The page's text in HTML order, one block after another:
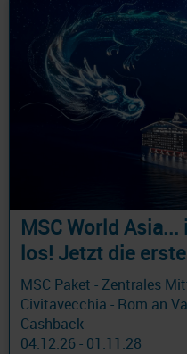
MSC World
los! Jetzt die
MSC Paket - Zentrales
Civitavecchia - Rom an
Cashback
04.12.26 - 01.11.28